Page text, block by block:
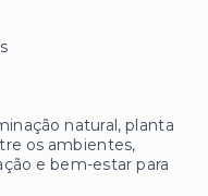
natural, planta
os ambientes,
e bem-estar para